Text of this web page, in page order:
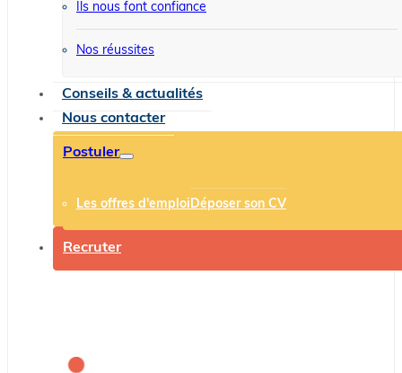
Ils nous font confiance
Nos réussites
Conseils & actualités
Nous contacter
Postuler
Les offres d'emploiDéposer son CV
Recruter